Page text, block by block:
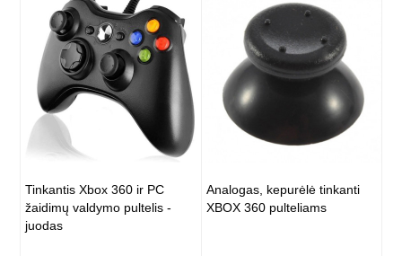
Tinkantis Xbox 360 ir PC
žaidimų valdymo pultelis -
juodas
Analogas, kepurėlė tinkanti
XBOX 360 pulteliams